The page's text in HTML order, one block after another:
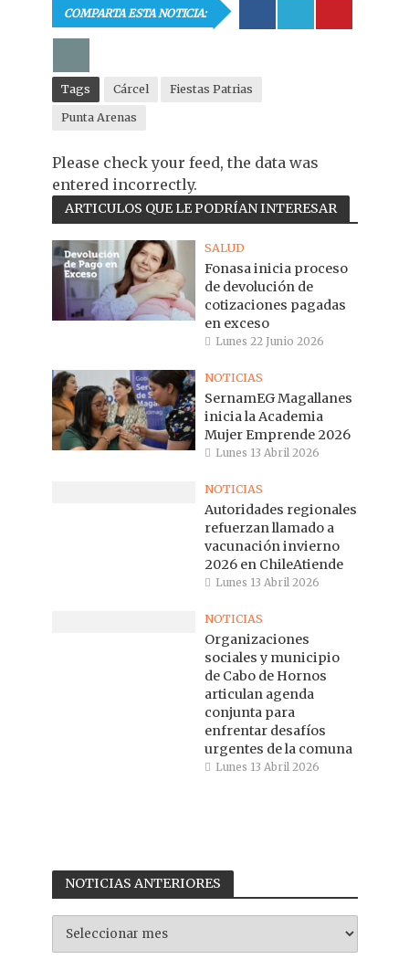
COMPARTA ESTA NOTICIA:
Tags Cárcel Fiestas Patrias
Punta Arenas
Please check your feed, the data was
entered incorrectly.
ARTICULOS QUE LE PODRÍAN INTERESAR
SALUD
Fonasa inicia proceso
de devolución de
cotizaciones pagadas
en exceso
Lunes 22 Junio 2026
NOTICIAS
SernamEG Magallanes
inicia la Academia
Mujer Emprende 2026
Lunes 13 Abril 2026
NOTICIAS
Autoridades regionales
refuerzan llamado a
vacunación invierno
2026 en ChileAtiende
Lunes 13 Abril 2026
NOTICIAS
Organizaciones
sociales y municipio
de Cabo de Hornos
articulan agenda
conjunta para
enfrentar desafíos
urgentes de la comuna
Lunes 13 Abril 2026
NOTICIAS ANTERIORES
ANTERIORES